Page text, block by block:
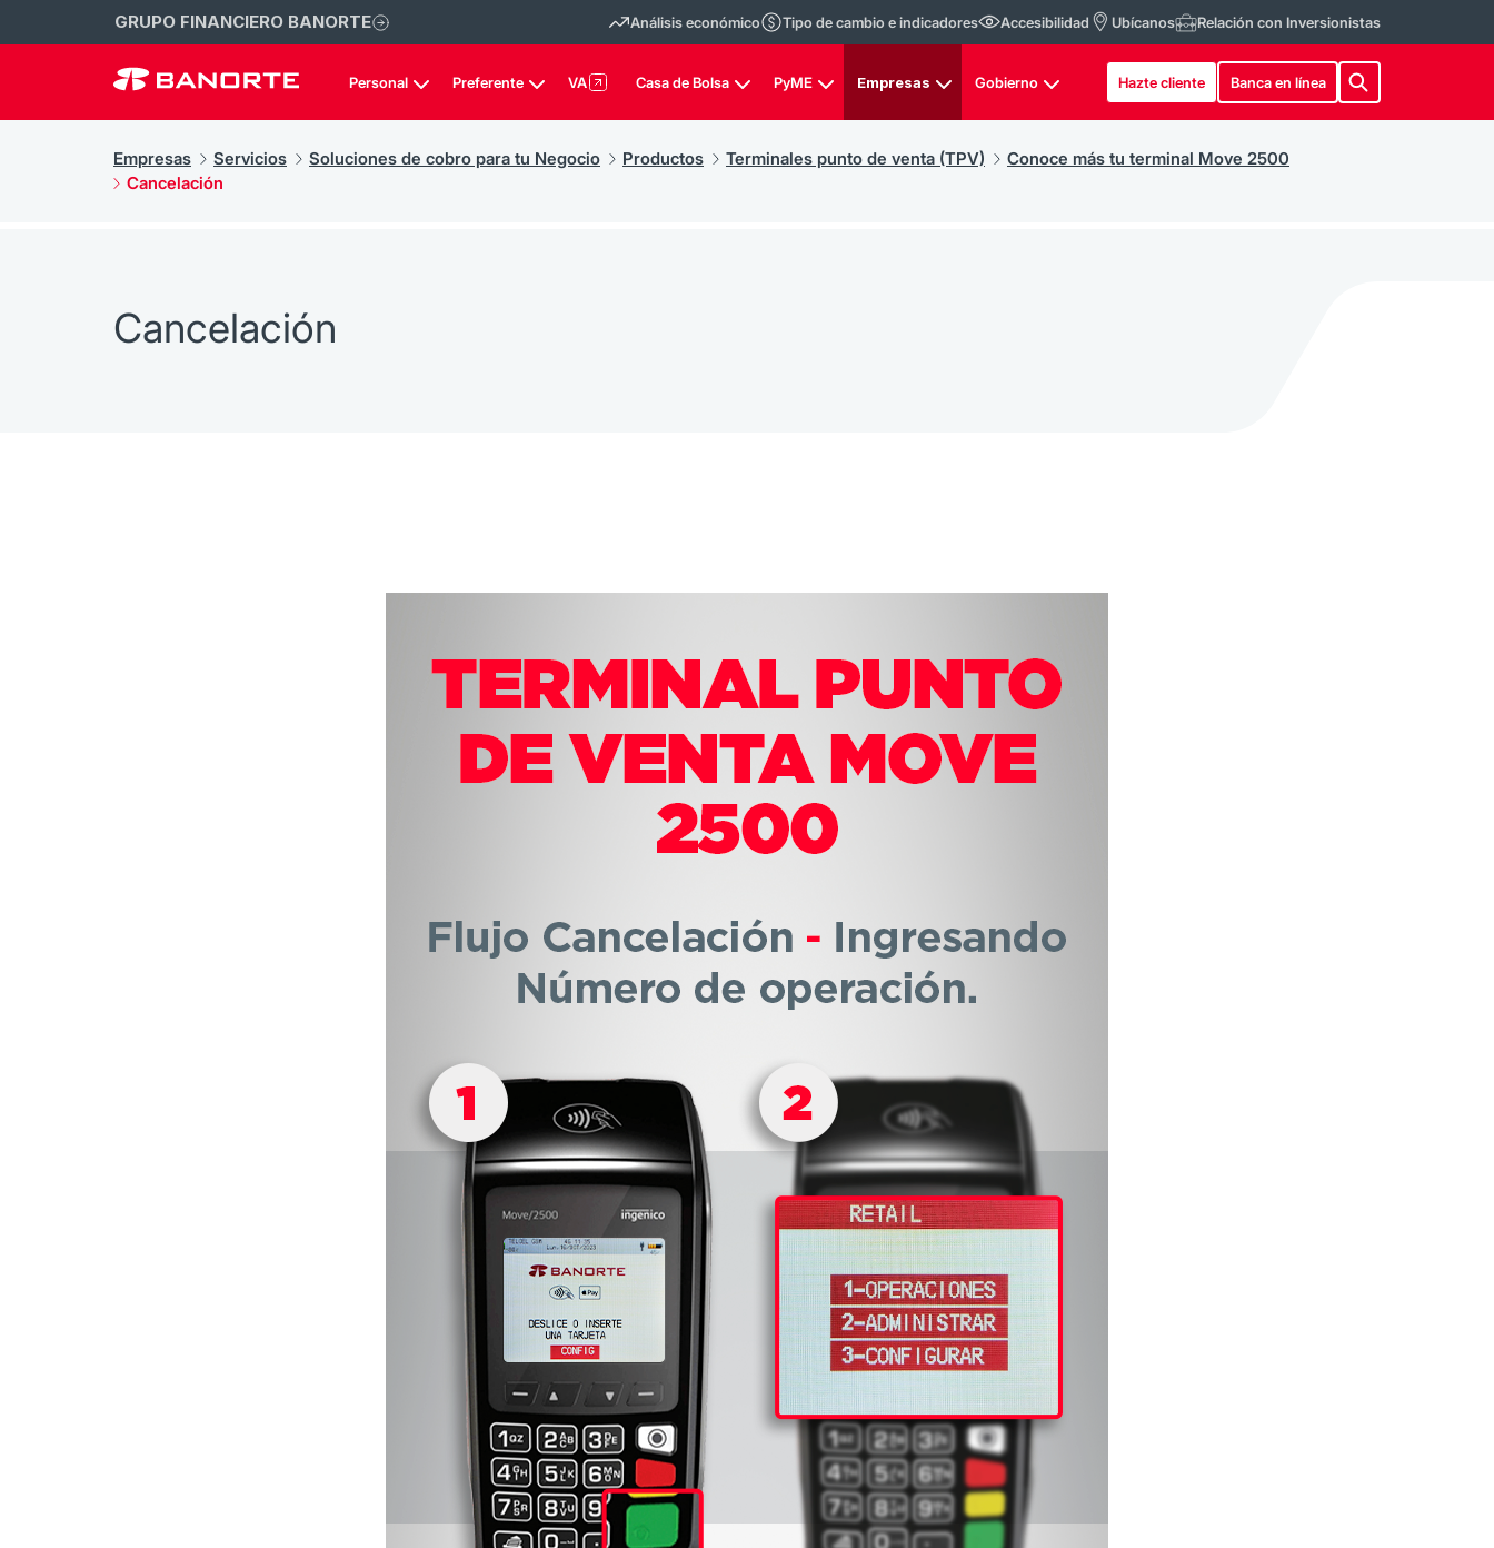
GRUPO FINANCIERO BANORTE Análisis económico Tipo de cambio e indicadores Accesibilidad Ubícanos Relación con Inversionistas
Personal Preferente VA Casa de Bolsa PyME Empresas Gobierno Hazte cliente Banca en línea
Empresas Servicios Soluciones de cobro para tu Negocio Productos Terminales punto de venta (TPV)
Conoce más tu terminal Move 2500
Cancelación
Cancelación